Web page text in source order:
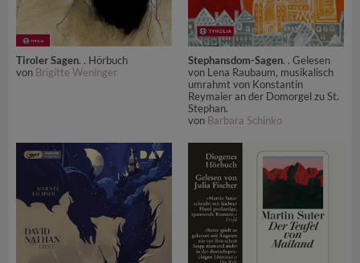
Tiroler Sagen. . Hörbuch
von Brigitte Weninger
Stephansdom-Sagen. . Gelesen
von Lena Raubaum, musikalisch
umrahmt von Konstantin
Reymaier an der Domorgel zu St.
Stephan.
von Barbara Schinko